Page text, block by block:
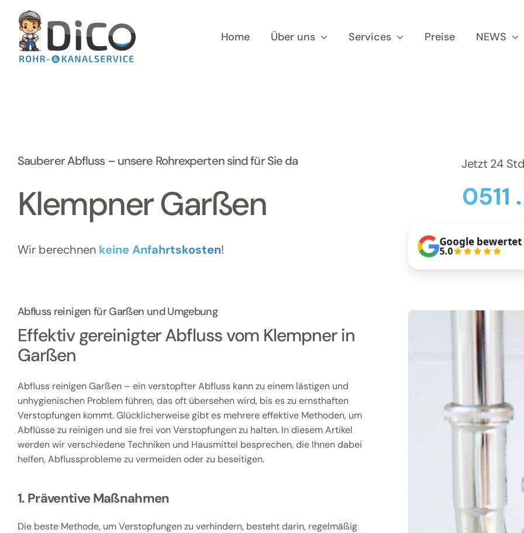
Inhalt
springen
Home Über uns Services Preise NEWS
Sauberer Abfluss – unsere Rohrexperten sind für Sie da
Klempner Garßen
Wir berechnen keine Anfahrtskosten!
Jetzt 24
0511
Google bewertet
5.0
Abfluss reinigen für Garßen und Umgebung
Effektiv gereinigter Abfluss vom Klempner in
Garßen
Abfluss reinigen Garßen – ein verstopfter Abfluss kann zu einem lästigen und
unhygienischen Problem führen, das oft übersehen wird, bis es zu ernsthaften
Verstopfungen kommt. Glücklicherweise gibt es mehrere effektive Methoden, um
Abflüsse zu reinigen und sie frei von Verstopfungen zu halten. In diesem Artikel
werden wir verschiedene Techniken und Hausmittel besprechen, die Ihnen dabei
helfen, Abflussprobleme zu vermeiden oder zu beseitigen.
1. Präventive Maßnahmen
Die beste Methode, um Verstopfungen zu verhindern, besteht darin, regelmäßig